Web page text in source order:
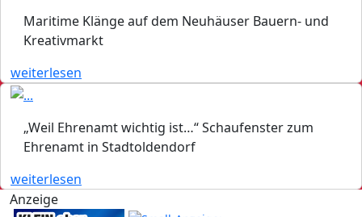
Maritime Klänge auf dem Neuhäuser Bauern- und
Kreativmarkt
weiterlesen
„Weil Ehrenamt wichtig ist…“ Schaufenster zum
Ehrenamt in Stadtoldendorf
weiterlesen
Anzeige